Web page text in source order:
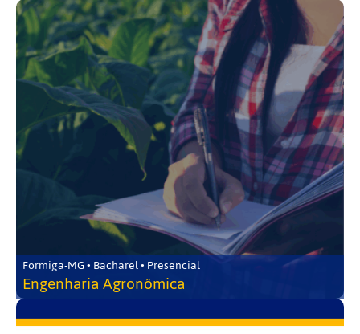
Formiga-MG • Bacharel • Presencial
Engenharia Agronômica